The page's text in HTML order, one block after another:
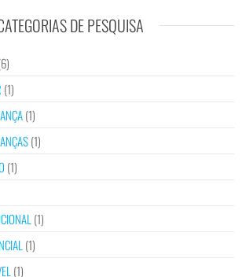
DE PESQUISA
(1)
(1)
(1)
(1)
(1)
(1)
(1)